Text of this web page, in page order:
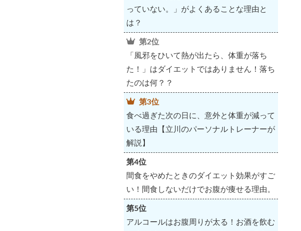
っていない。」がよくあることな理由と
は？
第2位
「風邪をひいて熱が出たら、体重が落ち
た！」はダイエットではありません！落ち
たのは何？？
第3位
食べ過ぎた次の日に、意外と体重が減って
いる理由【立川のパーソナルトレーナーが
解説】
第4位
間食をやめたときのダイエット効果がすご
い！間食しないだけでお腹が痩せる理由。
第5位
アルコールはお腹周りが太る！お酒を飲む